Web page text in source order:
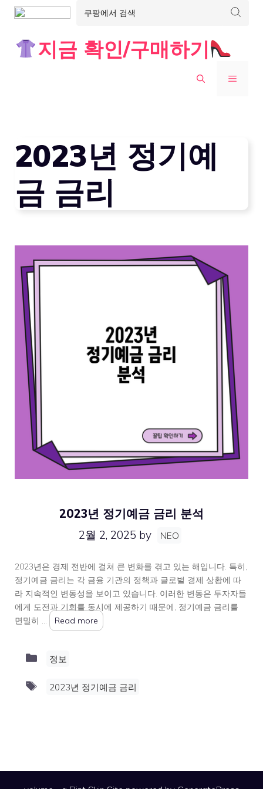
지금 확인/구매하기
MENU
2023년 정기예
금 금리
2023년 정기예금 금리 분석
2월 2, 2025 by NEO
2023년은 경제 전반에 걸쳐 큰 변화를 겪고 있는 해입니다. 특히,
정기예금 금리는 각 금융 기관의 정책과 글로벌 경제 상황에 따
라 지속적인 변동성을 보이고 있습니다. 이러한 변동은 투자자들
에게 도전과 기회를 동시에 제공하기 때문에, 정기예금 금리를
면밀히 …
Read more
Categories
정보
Tags
2023년 정기예금 금리